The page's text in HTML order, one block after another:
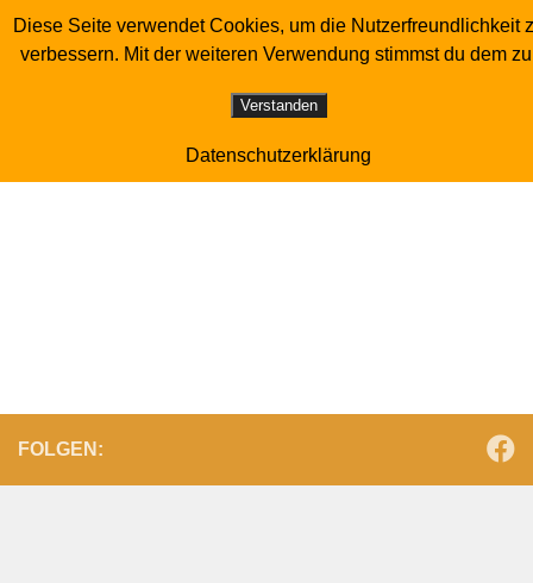
Zum Inhalt springen Sonderverein der Luchstaubenzüchter
admin
FOLGEN:
Diese Seite verwendet Cookies, um die Nutzerfreundlichkeit
verbessern. Mit der weiteren Verwendung stimmst du dem
Verstanden
Datenschutzerklärung